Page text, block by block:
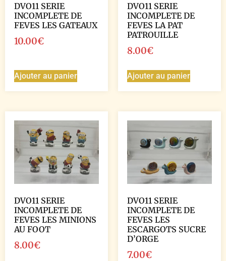
DVO11 SERIE
INCOMPLETE DE
FEVES LES GATEAUX
10.00€
Ajouter au panier
DVO11 SERIE
INCOMPLETE DE
FEVES LA PAT
PATROUILLE
8.00€
Ajouter au panier
DVO11 SERIE
INCOMPLETE DE
FEVES LES MINIONS
AU FOOT
8.00€
DVO11 SERIE
INCOMPLETE DE
FEVES LES
ESCARGOTS SUCRE
D’ORGE
7.00€